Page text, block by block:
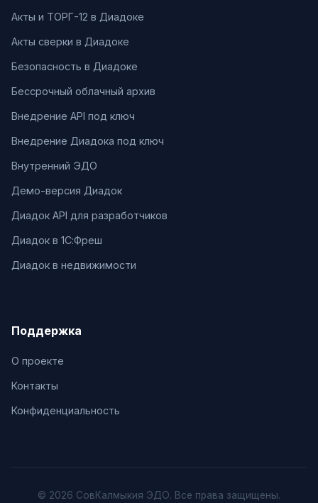
Акты и ТОРГ-12 в Диадоке
Акты сверки в Диадоке
Безопасность в Диадоке
Бессрочный облачный архив
Внедрение API под ключ
Внедрение Диадока под ключ
Внутренний ЭДО
Демо-версия Диадок
Диадок API для разработчиков
Диадок в 1С:Фреш
Диадок в недвижимости
Поддержка
О проекте
Контакты
Конфиденциальность
© 2026 СовКалмыкия ЭДО. Все права защищены.